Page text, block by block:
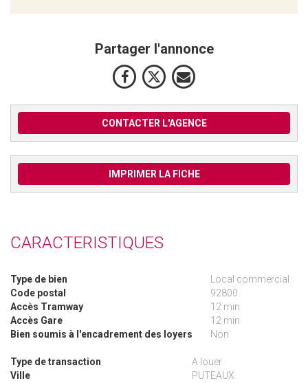
Partager l'annonce
CONTACTER L'AGENCE
IMPRIMER LA FICHE
CARACTERISTIQUES
Type de bien
Local commercial
Code postal
92800
Accès Tramway
12 min
Accès Gare
12 min
Bien soumis à l'encadrement des loyers
Non
Type de transaction
A louer
Ville
PUTEAUX